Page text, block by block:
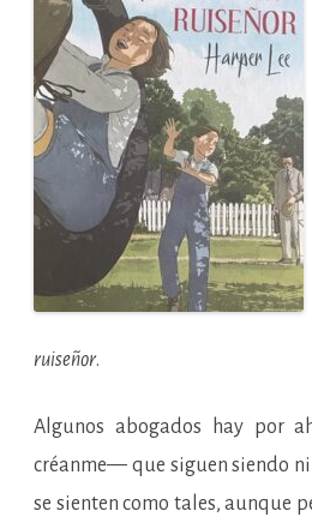
ruiseñor.
Algunos abogados hay por
créanme— que siguen siendo
se sienten como tales, aunque